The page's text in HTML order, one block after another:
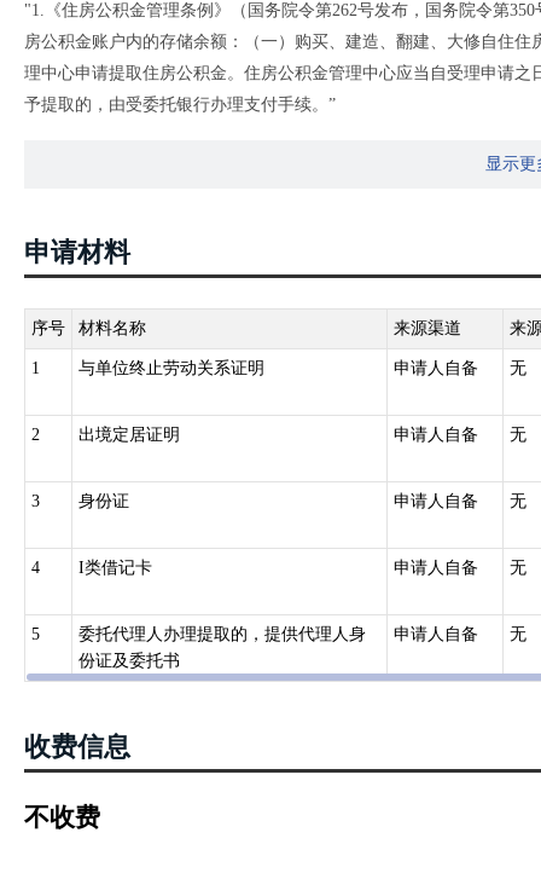
"1.《住房公积金管理条例》（国务院令第262号发布，国务院令第
房公积金账户内的存储余额：（一）购买、建造、翻建、大修自住
理中心申请提取住房公积金。住房公积金管理中心应当自受理申请
予提取的，由受委托银行办理支付手续。”
住房公积金管理中心账户内的存储余额：（一）购买、建造、翻建或
显示更
申请材料
序号 材料名称 来源渠道 来
1 与单位终止劳动关系证明 申请人自备 无
2 出境定居证明 申请人自备 无
3 身份证 申请人自备 无
4 I类借记卡 申请人自备 无
5
委托代理人办理提取的，提供代理人身
份证及委托书
申请人自备 无
收费信息
不收费